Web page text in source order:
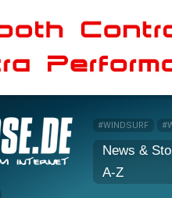
#WINDSURF
News &
A-Z